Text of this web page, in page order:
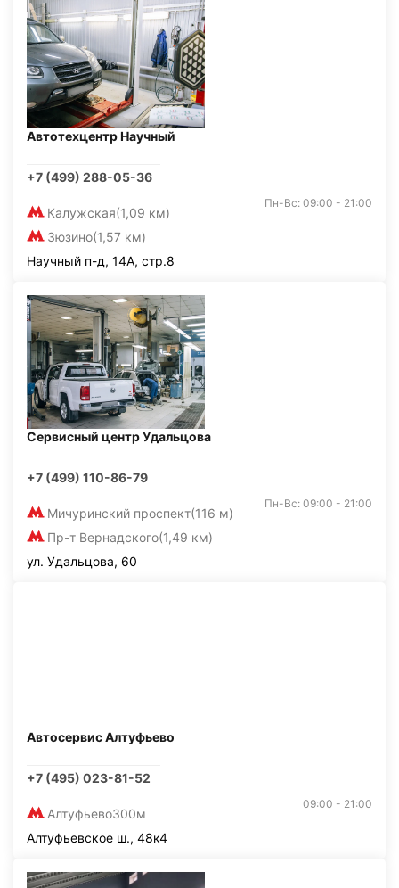
Автотехцентр Научный
+7 (499) 288-05-36
Калужская(1,09 км)
Зюзино(1,57 км)
Пн-Вс: 09:00 - 21:00
Научный п-д, 14А, стр.8
Сервисный центр Удальцова
+7 (499) 110-86-79
Мичуринский проспект(116 м)
Пр-т Вернадского(1,49 км)
Пн-Вс: 09:00 - 21:00
ул. Удальцова, 60
Автосервис Алтуфьево
+7 (495) 023-81-52
Алтуфьево300м
09:00 - 21:00
Алтуфьевское ш., 48к4